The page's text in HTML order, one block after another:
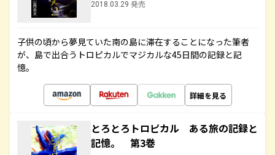
2018.03.29 発売
子供の頃から夢見ていた南の島に滞在することになった筆者
が、島で出合うトロピカルでマジカルな45日間の記録と記
憶。
詳細を見る
とろとろトロピカル ある旅の記録と
記憶。 第3巻